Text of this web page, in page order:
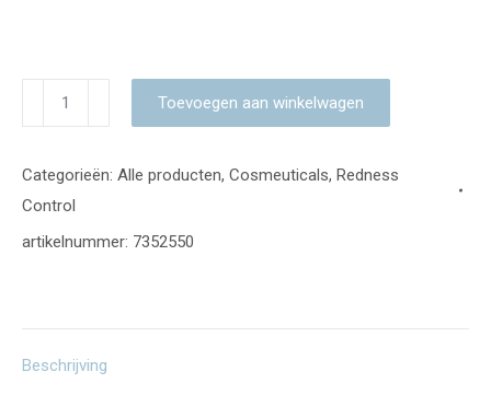
Redness
Control
Pipet
concentraat
aantal
Toevoegen aan winkelwagen
Categorieën: Alle producten, Cosmeuticals, Redness
Control
artikelnummer: 7352550
Beschrijving